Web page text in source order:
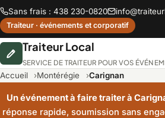
Sans frais : 438 230-0820
Traiteur · événements et corporatif
Traiteur Local
SERVICE DE TRAITEUR POUR VOS
Accueil Montérégie Carignan
Un événement à faire traiter à
réponse rapide, soumission sans